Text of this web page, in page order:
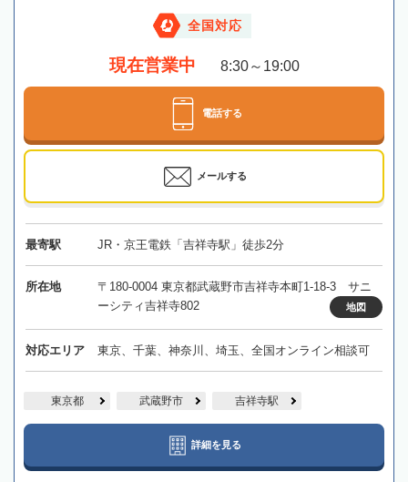
全国対応
現在営業中 8:30～19:00
電話する
メールする
最寄駅 JR・京王電鉄「吉祥寺駅」徒歩2分
所在地
〒180-0004 東京都武蔵野市吉祥寺本町1-18-3 サニ
ーシティ吉祥寺802
地図
対応エリア 東京、千葉、神奈川、埼玉、全国オンライン相談可
東京都 武蔵野市 吉祥寺駅
詳細を見る